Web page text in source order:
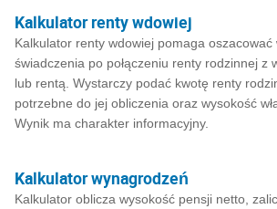
Kalkulator renty wdowiej
Kalkulator renty wdowiej pomaga oszacować
świadczenia po połączeniu renty rodzinnej z
lub rentą. Wystarczy podać kwotę renty
potrzebne do jej obliczenia oraz wysokość
Wynik ma charakter informacyjny.
Kalkulator wynagrodzeń
Kalkulator oblicza wysokość pensji netto,